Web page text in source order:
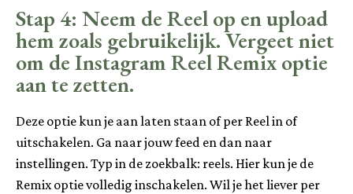
Stap 4: Neem de Reel op en upload
hem zoals gebruikelijk. Vergeet niet
om de Instagram Reel Remix optie
aan te zetten.
Deze optie kun je aan laten staan of per Reel in of
uitschakelen. Ga naar jouw feed en dan naar
instellingen. Typ in de zoekbalk: reels. Hier kun je de
Remix optie volledig inschakelen. Wil je het liever per